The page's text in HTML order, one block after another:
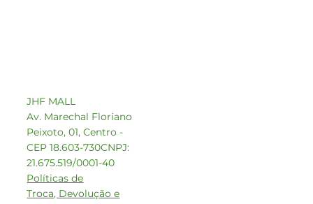
JHF MALL
Av. Marechal Floriano
Peixoto, 01, Centro -
CEP 18.603-730CNPJ:
21.675.519/0001-40
Políticas de
Troca, Devolução e